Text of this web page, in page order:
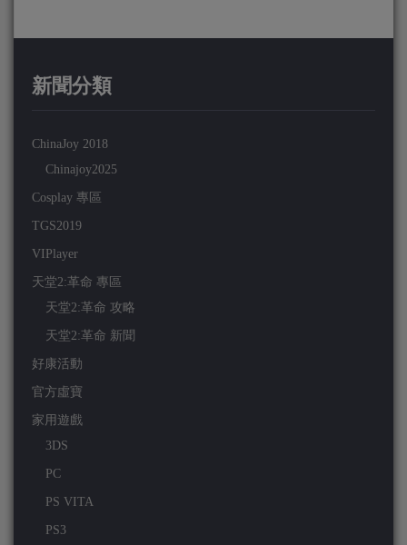
新聞分類
ChinaJoy 2018
Chinajoy2025
Cosplay 專區
TGS2019
VIPlayer
天堂2:革命 專區
天堂2:革命 攻略
天堂2:革命 新聞
好康活動
官方虛寶
家用遊戲
3DS
PC
PS VITA
PS3